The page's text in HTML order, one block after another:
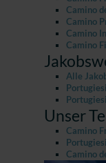
Camino
Camino
Camino
Camino
Alle
Unser
Camino
Camino